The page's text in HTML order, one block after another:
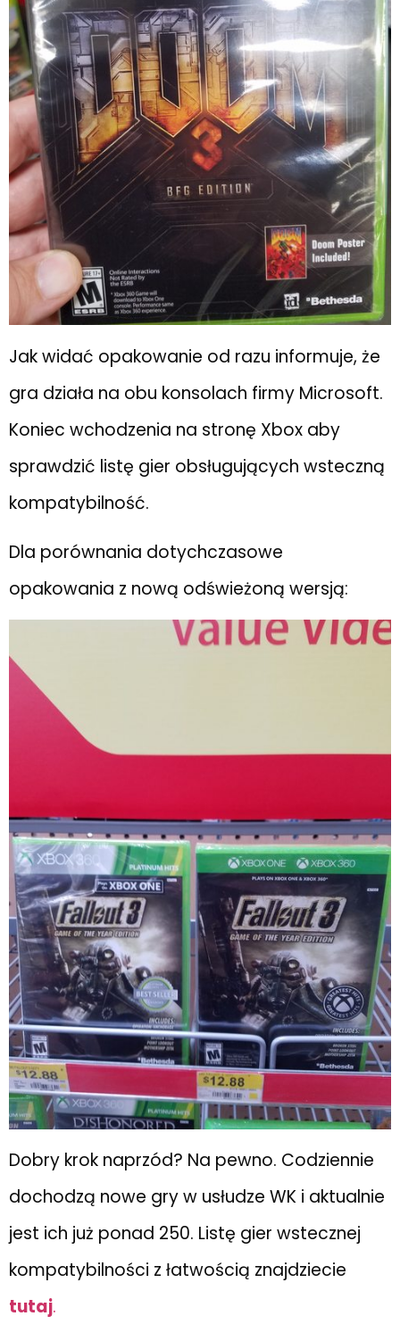
Jak widać opakowanie od razu informuje, że
gra działa na obu konsolach firmy Microsoft.
Koniec wchodzenia na stronę Xbox aby
sprawdzić listę gier obsługujących wsteczną
kompatybilność.
Dla porównania dotychczasowe
opakowania z nową odświeżoną wersją:
Dobry krok naprzód? Na pewno. Codziennie
dochodzą nowe gry w usłudze WK i aktualnie
jest ich już ponad 250. Listę gier wstecznej
kompatybilności z łatwością znajdziecie
tutaj.